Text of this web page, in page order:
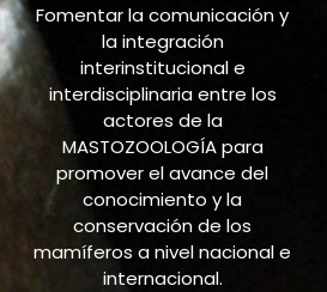
Fomentar la comunicación y
la integración
interinstitucional e
interdisciplinaria entre los
actores de la
MASTOZOOLOGÍA para
promover el avance del
conocimiento y la
conservación de los
mamíferos a nivel nacional e
internacional.